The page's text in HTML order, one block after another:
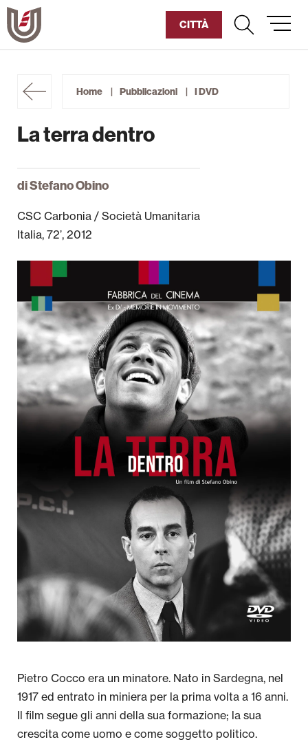
Vai
al
contenuto
CITTÀ
Home Pubblicazioni I DVD
La terra dentro
di Stefano Obino
CSC Carbonia / Società Umanitaria
Italia, 72’, 2012
Pietro Cocco era un minatore. Nato in Sardegna, nel
1917 ed entrato in miniera per la prima volta a 16 anni.
Il film segue gli anni della sua formazione; la sua
crescita come uomo e come soggetto politico.
Storia dell’Umanitaria
Pillole di Umanitària
Biblioteche e Mediateche
Pubblicazioni
Università
Il Foglio dell’Umanitaria